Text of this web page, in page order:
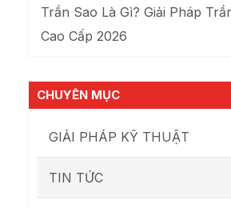
Trần Sao Là Gì? Giải Pháp
Cao Cấp 2026
CHUYÊN MỤC
GIẢI PHÁP KỸ THUẬT
TIN TỨC